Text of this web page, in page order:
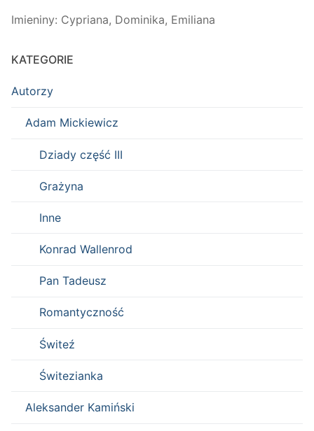
Imieniny: Cypriana, Dominika, Emiliana
KATEGORIE
Autorzy
Adam Mickiewicz
Dziady część III
Grażyna
Inne
Konrad Wallenrod
Pan Tadeusz
Romantyczność
Świteź
Świtezianka
Aleksander Kamiński